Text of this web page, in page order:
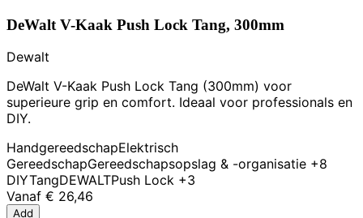
DeWalt V-Kaak Push Lock Tang, 300mm
Dewalt
DeWalt V-Kaak Push Lock Tang (300mm) voor
superieure grip en comfort. Ideaal voor professionals en
DIY.
HandgereedschapElektrisch
GereedschapGereedschapsopslag & -organisatie +8
DIYTangDEWALTPush Lock +3
Vanaf € 26,46
Add